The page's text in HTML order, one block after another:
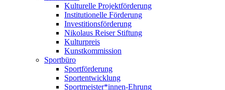
Kulturelle Projektförderung
Institutionelle Förderung
Investitionsförderung
Nikolaus Reiser Stiftung
Kulturpreis
Kunstkommission
Sportbüro
Sportförderung
Sportentwicklung
Sportmeister*innen-Ehrung